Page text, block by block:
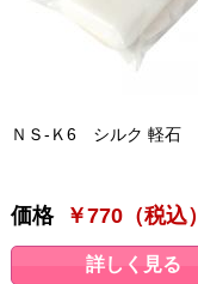
ＮＳ-Ｋ6 シルク 軽石
価格 ￥770（税込）
詳しく見る